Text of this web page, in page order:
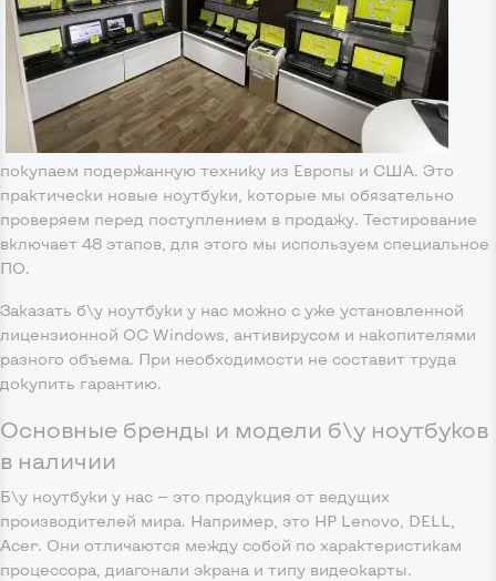
покупаем подержанную технику из Европы и США. Это
практически новые ноутбуки, которые мы обязательно
проверяем перед поступлением в продажу. Тестирование
включает 48 этапов, для этого мы используем специальное
ПО.
Заказать б\у ноутбуки у нас можно с уже установленной
лицензионной ОС Windows, антивирусом и накопителями
разного объема. При необходимости не составит труда
докупить гарантию.
Основные бренды и модели б\у ноутбуков
в наличии
Б\у ноутбуки у нас — это продукция от ведущих
производителей мира. Например, это HP Lenovo, DELL,
Acer. Они отличаются между собой по характеристикам
процессора, диагонали экрана и типу видеокарты.